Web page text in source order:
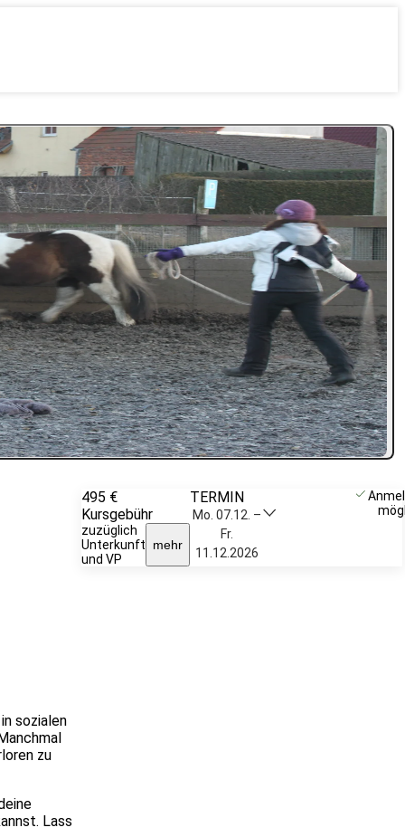
sozialen
zu
Lass
495 €
Kursgebühr
zuzüglich
Unterkunft
und VP
mehr
TERMIN
Mo. 07.12. –
Fr.
11.12.2026